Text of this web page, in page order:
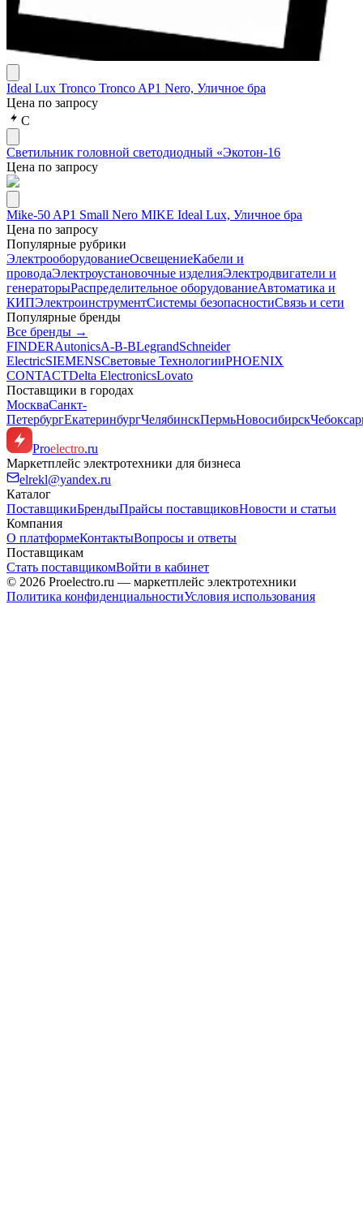
Ideal Lux Tronco Tronco AP1 Nero, Уличное бра
Цена по запросу
С
Светильник головной светодиодный «Экотон-16
Цена по запросу
Mike-50 AP1 Small Nero MIKE Ideal Lux, Уличное бра
Цена по запросу
Популярные рубрики
ЭлектрооборудованиеОсвещениеКабели и
проводаЭлектроустановочные изделияЭлектродвигатели и
генераторыРаспределительное оборудованиеАвтоматика и
КИПЭлектроинструментСистемы безопасностиСвязь и сети
Популярные бренды
Все бренды →
FINDERAutonicsA-B-BLegrandSchneider
ElectricSIEMENSСветовые ТехнологииPHOENIX
CONTACTDelta ElectronicsLovato
Поставщики в городах
МоскваСанкт-
ПетербургЕкатеринбургЧелябинскПермьНовосибирск
Proelectro.ru
Маркетплейс электротехники для бизнеса
elrekl@yandex.ru
Каталог
ПоставщикиБрендыПрайсы поставщиковНовости и статьи
Компания
О платформеКонтактыВопросы и ответы
Поставщикам
Стать поставщикомВойти в кабинет
© 2026 Proelectro.ru — маркетплейс электротехники
Политика конфиденциальностиУсловия использования